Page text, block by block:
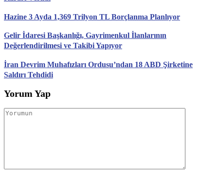
Hazine 3 Ayda 1,369 Trilyon TL Borçlanma Planlıyor
Gelir İdaresi Başkanlığı, Gayrimenkul İlanlarının
Değerlendirilmesi ve Takibi Yapıyor
İran Devrim Muhafızları Ordusu’ndan 18 ABD Şirketine
Saldırı Tehdidi
Yorum Yap